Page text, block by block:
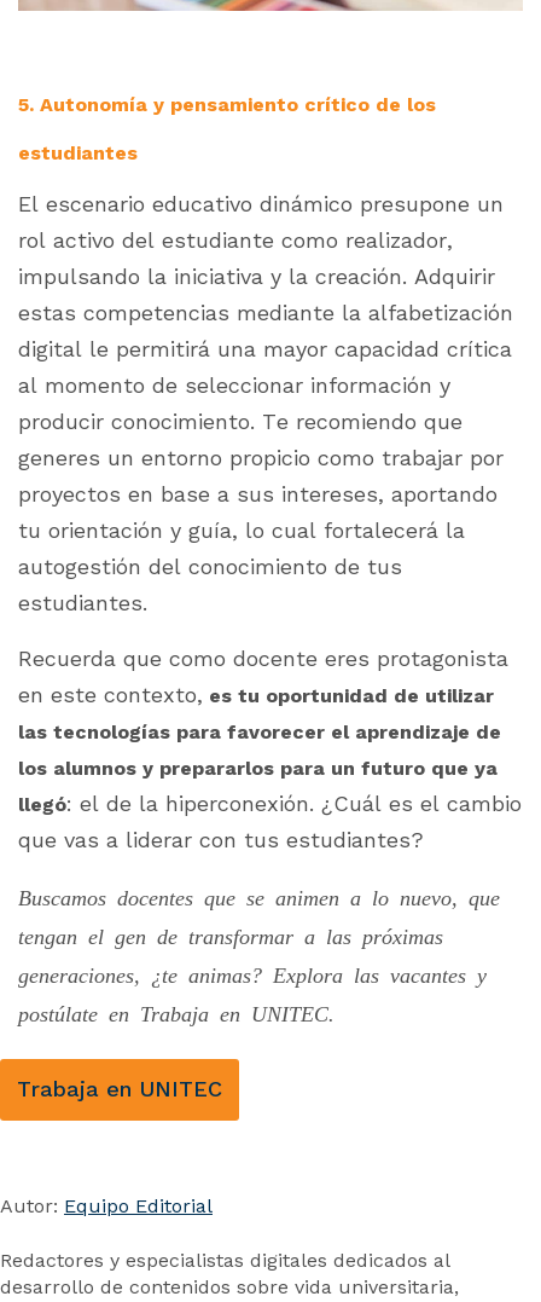
5. Autonomía y pensamiento crítico de los
estudiantes
El escenario educativo dinámico presupone un
rol activo del estudiante como realizador,
impulsando la iniciativa y la creación. Adquirir
estas competencias mediante la alfabetización
digital le permitirá una mayor capacidad crítica
al momento de seleccionar información y
producir conocimiento. Te recomiendo que
generes un entorno propicio como trabajar por
proyectos en base a sus intereses, aportando
tu orientación y guía, lo cual fortalecerá la
autogestión del conocimiento de tus
estudiantes.
Recuerda que como docente eres protagonista
en este contexto, es tu oportunidad de utilizar
las tecnologías para favorecer el aprendizaje de
los alumnos y prepararlos para un futuro que ya
llegó: el de la hiperconexión. ¿Cuál es el cambio
que vas a liderar con tus estudiantes?
Buscamos docentes que se animen a lo nuevo, que
tengan el gen de transformar a las próximas
generaciones, ¿te animas? Explora las vacantes y
postúlate en Trabaja en UNITEC.
Trabaja en UNITEC
Autor: Equipo Editorial
Redactores y especialistas digitales dedicados al
desarrollo de contenidos sobre vida universitaria,